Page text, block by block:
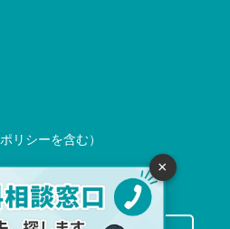
リシーを含む）
方針
×